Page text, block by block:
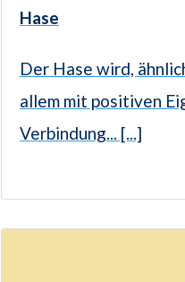
Hase
Der Hase wird,
allem mit positiven
Verbindung... [...]